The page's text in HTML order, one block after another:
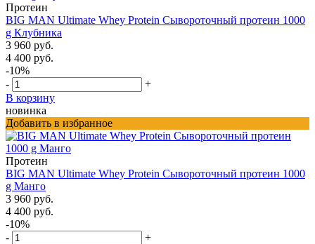
Протеин
BIG MAN Ultimate Whey Protein Сывороточный протеин 1000
g Клубника
3 960 руб.
4 400 руб.
-10%
-
+
В корзину
новинка
Добавить в избранное
Протеин
BIG MAN Ultimate Whey Protein Сывороточный протеин 1000
g Манго
3 960 руб.
4 400 руб.
-10%
-
+